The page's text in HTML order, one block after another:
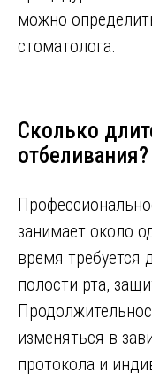
можно
стоматолога.
Сколько
отбеливания?
занимает около
время требуется
полости рта,
изменяться в
протокола и